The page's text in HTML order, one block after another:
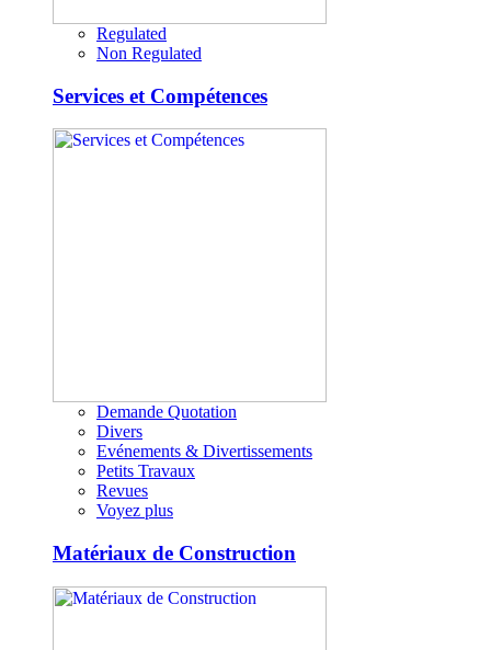
Regulated
Non Regulated
Services et Compétences
Demande Quotation
Divers
Evénements & Divertissements
Petits Travaux
Revues
Voyez plus
Matériaux de Construction